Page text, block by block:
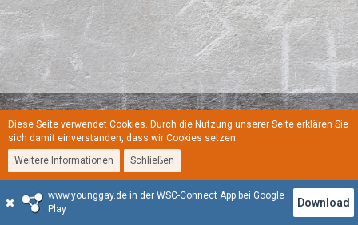
Regeln Datenschutzerklärung Kontakt
Stil:YoungGay
Community-Software:WoltLab Suite™
www.younggay.de in der WSC-Connect App bei Google
Play
Download
Diese Seite verwendet Cookies. Durch die Nutzung unserer Seite erklären Sie
sich damit einverstanden, dass wir Cookies setzen.
Weitere Informationen
Schließen